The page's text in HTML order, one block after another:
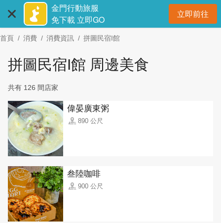
主
要
金門行動旅服
免下載 立即GO
立即前往開
首頁 消費 消費資訊 拼圖民宿I館
拼圖民宿I館 周邊美食
共有 126 間店家
偉晏廣東粥
890 公尺
叁陸咖啡
900 公尺